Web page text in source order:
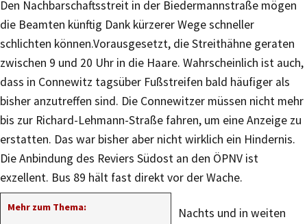
Den Nachbarschaftsstreit in der Biedermannstraße mögen
die Beamten künftig Dank kürzerer Wege schneller
schlichten können.Vorausgesetzt, die Streithähne geraten
zwischen 9 und 20 Uhr in die Haare. Wahrscheinlich ist auch,
dass in Connewitz tagsüber Fußstreifen bald häufiger als
bisher anzutreffen sind. Die Connewitzer müssen nicht mehr
bis zur Richard-Lehmann-Straße fahren, um eine Anzeige zu
erstatten. Das war bisher aber nicht wirklich ein Hindernis.
Die Anbindung des Reviers Südost an den ÖPNV ist
exzellent. Bus 89 hält fast direkt vor der Wache.
Mehr zum Thema:
Nachts und in weiten